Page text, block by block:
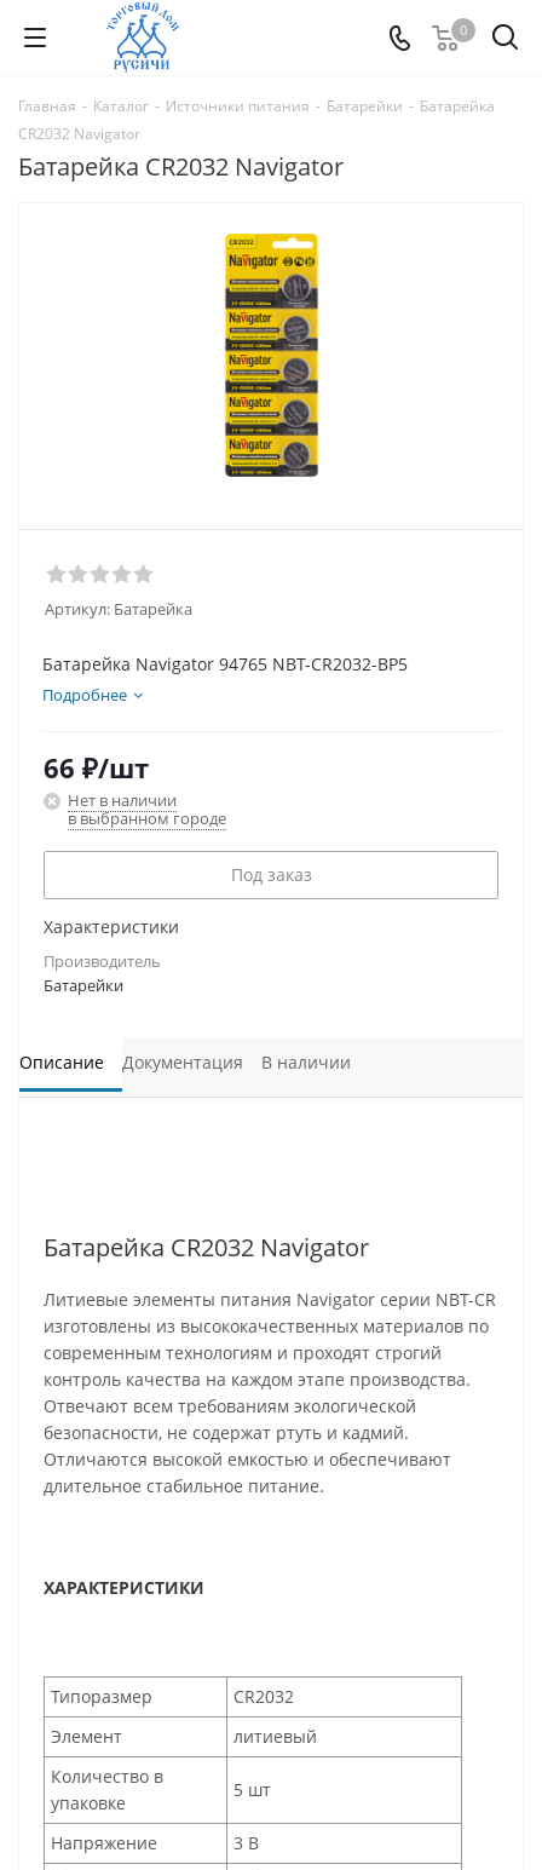
0
Главная - Каталог - Источники питания - Батарейки - Батарейка
CR2032 Navigator
Батарейка CR2032 Navigator
Артикул: Батарейка
Батарейка Navigator 94765 NBT-CR2032-BP5
Подробнее
66 ₽/шт
Нет в наличии
в выбранном городе
Под заказ
Характеристики
Производитель
Батарейки
Описание Документация В наличии
Батарейка CR2032 Navigator
Литиевые элементы питания Navigator серии NBT-CR
изготовлены из высококачественных материалов по
современным технологиям и проходят строгий
контроль качества на каждом этапе производства.
Отвечают всем требованиям экологической
безопасности, не содержат ртуть и кадмий.
Отличаются высокой емкостью и обеспечивают
длительное стабильное питание.
ХАРАКТЕРИСТИКИ
Типоразмер
CR2032
Элемент
литиевый
Количество в
упаковке
5 шт
Напряжение
3 В